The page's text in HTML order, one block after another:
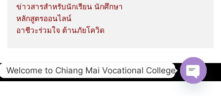
ข่าวสารสำหรับนักเรียน นักศึกษา
หลักสูตรออนไลน์
อาชีวะร่วมใจ ต้านภัยโควิด
Copyright © 2020 Chiang Mai Vocational College.
Welcome to Chiang Mai Vocational College